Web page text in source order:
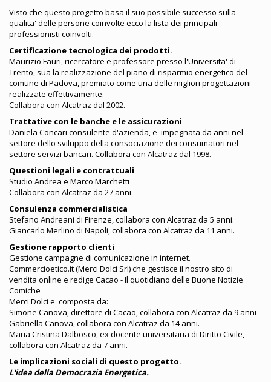
Visto che questo progetto basa il suo possibile successo sulla
qualita' delle persone coinvolte ecco la lista dei principali
professionisti coinvolti.
Certificazione tecnologica dei prodotti.
Maurizio Fauri, ricercatore e professore presso l'Universita' di
Trento, sua la realizzazione del piano di risparmio energetico del
comune di Padova, premiato come una delle migliori progettazioni
realizzate effettivamente.
Collabora con Alcatraz dal 2002.
Trattative con le banche e le assicurazioni
Daniela Concari consulente d'azienda, e' impegnata da anni nel
settore dello sviluppo della consociazione dei consumatori nel
settore servizi bancari. Collabora con Alcatraz dal 1998.
Questioni legali e contrattuali
Studio Andrea e Marco Marchetti
Collabora con Alcatraz da 27 anni.
Consulenza commercialistica
Stefano Andreani di Firenze, collabora con Alcatraz da 5 anni.
Giancarlo Merlino di Napoli, collabora con Alcatraz da 11 anni.
Gestione rapporto clienti
Gestione campagne di comunicazione in internet.
Commercioetico.it (Merci Dolci Srl) che gestisce il nostro sito di
vendita online e redige Cacao - Il quotidiano delle Buone Notizie
Comiche
Merci Dolci e' composta da:
Simone Canova, direttore di Cacao, collabora con Alcatraz da 9 anni
Gabriella Canova, collabora con Alcatraz da 14 anni.
Maria Cristina Dalbosco, ex docente universitaria di Diritto Civile,
collabora con Alcatraz da 7 anni.
Le implicazioni sociali di questo progetto.
L'idea della Democrazia Energetica.